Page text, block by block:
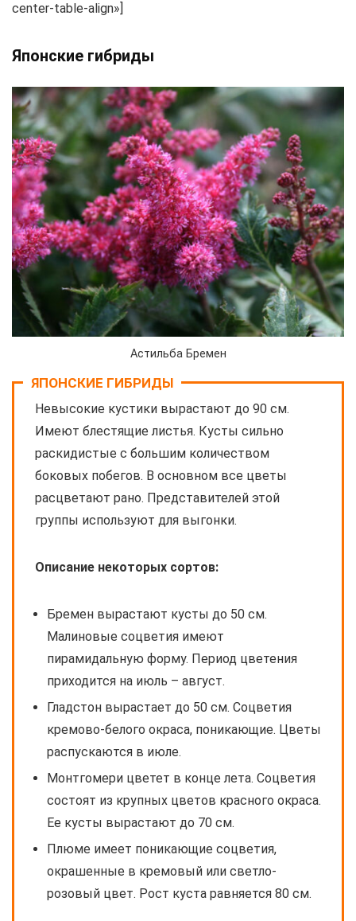
center-table-align»]
Японские гибриды
Астильба Бремен
ЯПОНСКИЕ ГИБРИДЫ
Невысокие кустики вырастают до 90 см.
Имеют блестящие листья. Кусты сильно
раскидистые с большим количеством
боковых побегов. В основном все цветы
расцветают рано. Представителей этой
группы используют для выгонки.
Описание некоторых сортов:
Бремен вырастают кусты до 50 см.
Малиновые соцветия имеют
пирамидальную форму. Период цветения
приходится на июль – август.
Гладстон вырастает до 50 см. Соцветия
кремово-белого окраса, поникающие. Цветы
распускаются в июле.
Монтгомери цветет в конце лета. Соцветия
состоят из крупных цветов красного окраса.
Ее кусты вырастают до 70 см.
Плюме имеет поникающие соцветия,
окрашенные в кремовый или светло-
розовый цвет. Рост куста равняется 80 см.